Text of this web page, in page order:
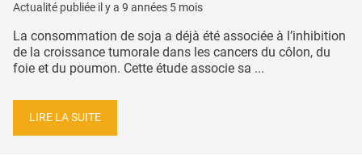
Actualité publiée il y a 9 années 5 mois
La consommation de soja a déjà été associée à l’inhibition
de la croissance tumorale dans les cancers du côlon, du
foie et du poumon. Cette étude associe sa ...
LIRE LA SUITE